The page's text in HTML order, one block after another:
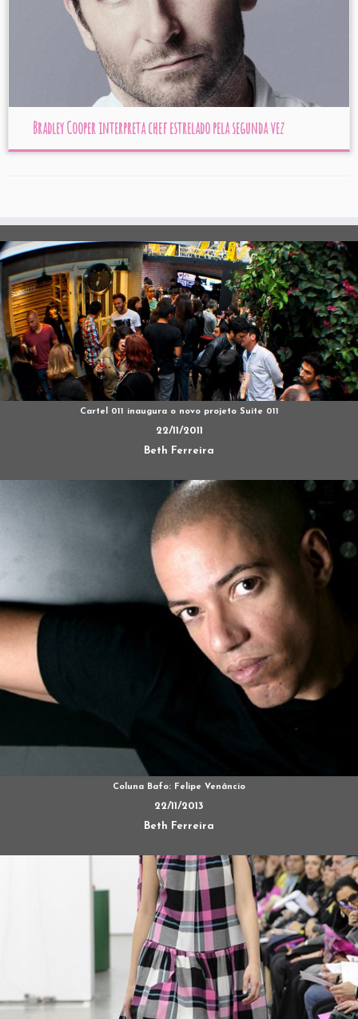
Bradley Cooper interpreta chef estrelado pela segunda vez
Cartel 011 inaugura o novo projeto Suíte 011
22/11/2011
Beth Ferreira
Coluna Bafo: Felipe Venâncio
22/11/2013
Beth Ferreira